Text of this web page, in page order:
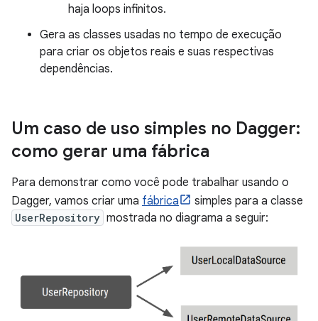
haja loops infinitos.
Gera as classes usadas no tempo de execução
para criar os objetos reais e suas respectivas
dependências.
Um caso de uso simples no Dagger:
como gerar uma fábrica
Para demonstrar como você pode trabalhar usando o
Dagger, vamos criar uma fábrica simples para a classe
UserRepository mostrada no diagrama a seguir: